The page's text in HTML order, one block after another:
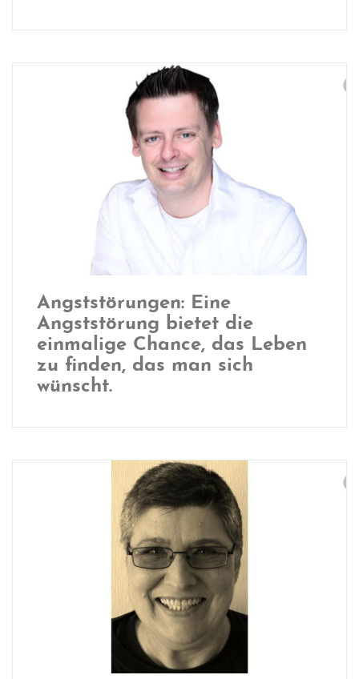
Angststörungen: Eine
Angststörung bietet die
einmalige Chance, das Leben
zu finden, das man sich
wünscht.